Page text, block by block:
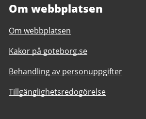
Om webbplatsen
Om webbplatsen
Kakor på goteborg.se
Behandling av personuppgifter
Tillgänglighetsredogörelse